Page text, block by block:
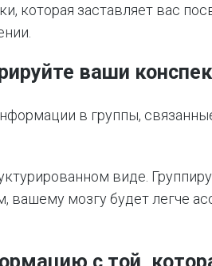
которая заставляет вас
ваши
в группы,
виде.
вашему мозгу будет легче